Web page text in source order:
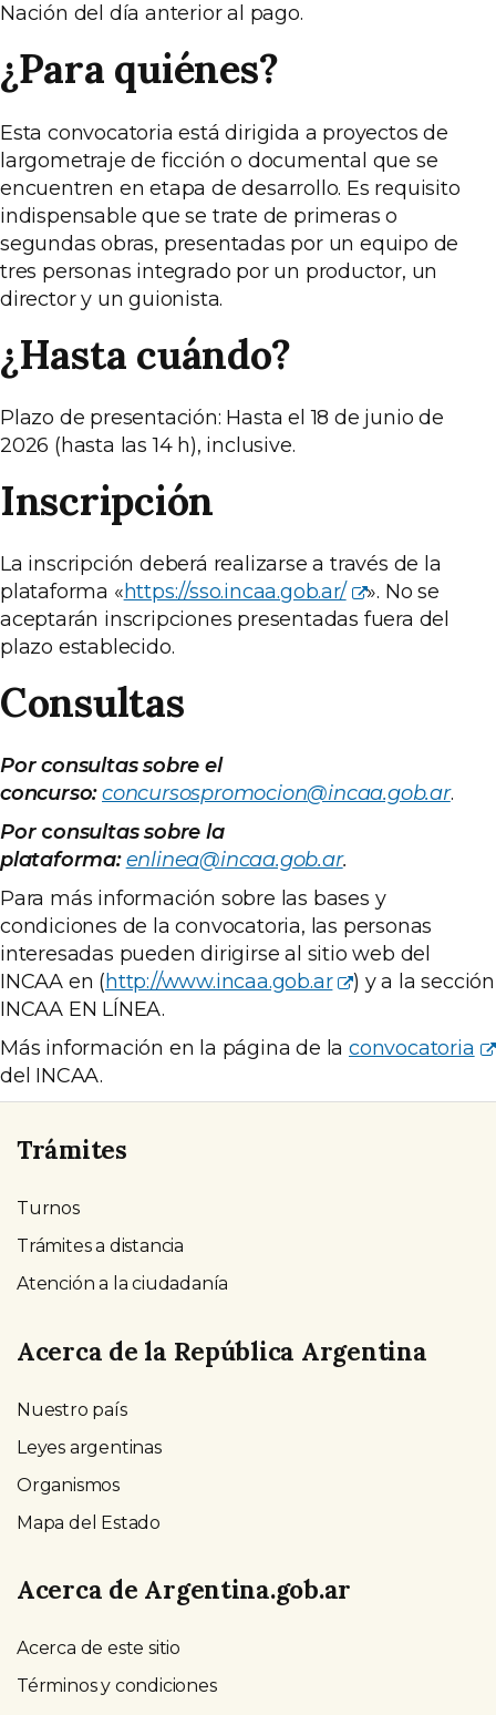
Nación del día anterior al pago.
¿Para quiénes?
Esta convocatoria está dirigida a proyectos de
largometraje de ficción o documental que se
encuentren en etapa de desarrollo. Es requisito
indispensable que se trate de primeras o
segundas obras, presentadas por un equipo de
tres personas integrado por un productor, un
director y un guionista.
¿Hasta cuándo?
Plazo de presentación: Hasta el 18 de junio de
2026 (hasta las 14 h), inclusive.
Inscripción
La inscripción deberá realizarse a través de la
plataforma «https://sso.incaa.gob.ar/
». No se
aceptarán inscripciones presentadas fuera del
plazo establecido.
Consultas
Por consultas sobre el
concurso: concursospromocion@incaa.gob.ar.
Porconsultas sobre la
plataforma: enlinea@incaa.gob.ar.
Para más información sobre las bases y
condiciones de la convocatoria, las personas
interesadas pueden dirigirse al sitio web del
INCAA en (http://www.incaa.gob.ar
) y a la sección
INCAA EN LÍNEA.
Más información en la página de la convocatoria
del INCAA.
Trámites
Turnos
Trámites a distancia
Atención a la ciudadanía
Acerca de la República Argentina
Nuestro país
Leyes argentinas
Organismos
Mapa del Estado
Acerca de Argentina.gob.ar
Acerca de este sitio
Términos y condiciones